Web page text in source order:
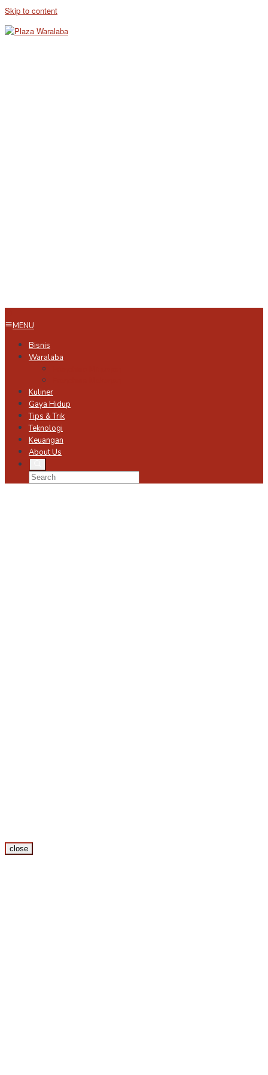
Skip to content
MENU
Bisnis
Waralaba
Kuliner
Gaya Hidup
Tips & Trik
Teknologi
Keuangan
About Us
close